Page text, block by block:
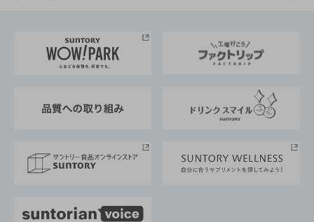
地域情報
サントリーサンバーズ大阪
サントリーが考えるサステナビリティ経営
企業概要
採用情報